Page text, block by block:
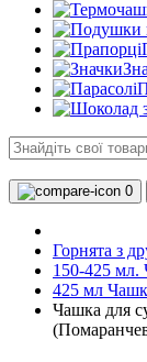
0
Горнята з
150-425 мл.
425 мл
Чашка для